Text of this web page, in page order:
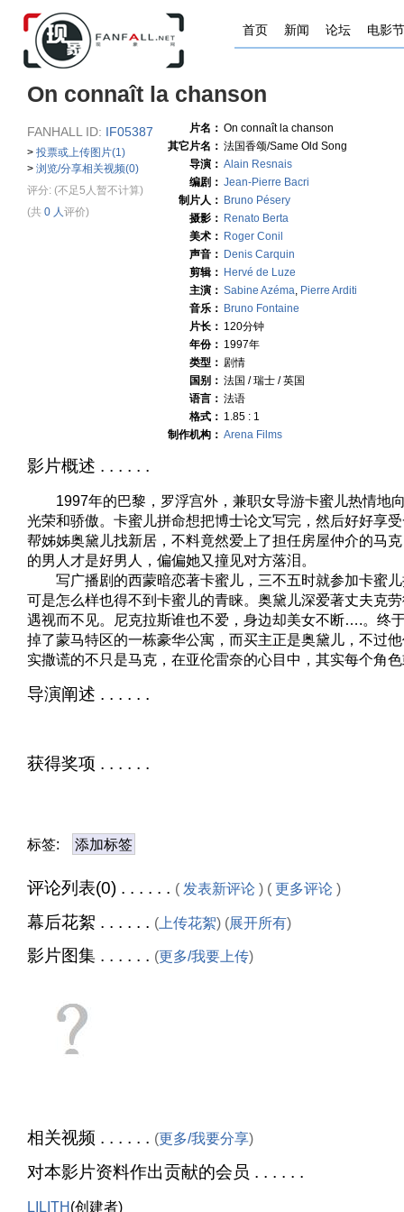
首页 新闻 论坛 电影节
On connaît la chanson
FANHALL ID: IF05387
> 投票或上传图片(1)
> 浏览/分享相关视频(0)
评分: (不足5人暂不计算)
(共 0 人评价)
片名： On connaît la chanson
其它片名： 法国香颂/Same Old Song
导演： Alain Resnais
编剧： Jean-Pierre Bacri
制片人： Bruno Pésery
摄影： Renato Berta
美术： Roger Conil
声音： Denis Carquin
剪辑： Hervé de Luze
主演： Sabine Azéma, Pierre Arditi
音乐： Bruno Fontaine
片长： 120分钟
年份： 1997年
类型： 剧情
国别： 法国 / 瑞士 / 英国
语言： 法语
格式： 1.85 : 1
制作机构： Arena Films
影片概述 . . . . . .
1997年的巴黎，罗浮宫外，兼职女导游卡蜜儿热情地
光荣和骄傲。卡蜜儿拼命想把博士论文写完，然后好好享
帮姊姊奥黛儿找新居，不料竟然爱上了担任房屋仲介的马
的男人才是好男人，偏偏她又撞见对方落泪。
写广播剧的西蒙暗恋著卡蜜儿，三不五时就参加卡蜜儿
可是怎么样也得不到卡蜜儿的青睐。奥黛儿深爱著丈夫克
遇视而不见。尼克拉斯谁也不爱，身边却美女不断….。终
掉了蒙马特区的一栋豪华公寓，而买主正是奥黛儿，不过
实撒谎的不只是马克，在亚伦雷奈的心目中，其实每个角
导演阐述 . . . . . .
获得奖项 . . . . . .
标签: 添加标签
评论列表(0) . . . . . . ( 发表新评论 ) ( 更多评论 )
幕后花絮 . . . . . . ( 上传花絮) (展开所有)
影片图集 . . . . . . (更多/我要上传)
相关视频 . . . . . . (更多/我要分享)
对本影片资料作出贡献的会员 . . . . . .
LILITH(创建者)